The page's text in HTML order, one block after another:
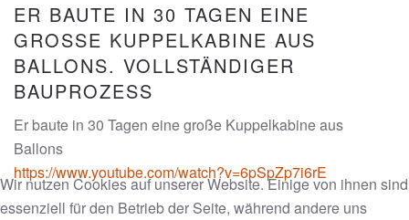
ER BAUTE IN 30 TAGEN EINE
GROSSE KUPPELKABINE AUS B
ALLONS. VOLLSTÄNDIGER B
AUPROZESS
Er baute in 30 Tagen eine große Kuppelkabine aus
Ballons
https://www.youtube.com/watch?v=6pSpZp7i6rE
Wir nutzen Cookies auf unserer Website. Einige von ihnen sind
essenziell für den Betrieb der Seite, während andere uns